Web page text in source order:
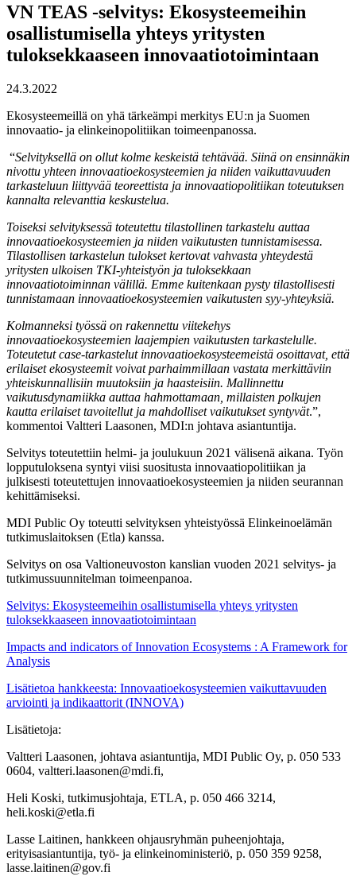
VN TEAS -selvitys: Ekosysteemeihin
osallistumisella yhteys yritysten
tuloksekkaaseen innovaatiotoimintaan
24.3.2022
Ekosysteemeillä on yhä tärkeämpi merkitys EU:n ja Suomen
innovaatio- ja elinkeinopolitiikan toimeenpanossa.
“Selvityksellä on ollut kolme keskeistä tehtävää. Siinä on ensinnäkin
nivottu yhteen innovaatioekosysteemien ja niiden vaikuttavuuden
tarkasteluun liittyvää teoreettista ja innovaatiopolitiikan toteutuksen
kannalta relevanttia keskustelua.
Toiseksi selvityksessä toteutettu tilastollinen tarkastelu auttaa
innovaatioekosysteemien ja niiden vaikutusten tunnistamisessa.
Tilastollisen tarkastelun tulokset kertovat vahvasta yhteydestä
yritysten ulkoisen TKI-yhteistyön ja tuloksekkaan
innovaatiotoiminnan välillä. Emme kuitenkaan pysty tilastollisesti
tunnistamaan innovaatioekosysteemien vaikutusten syy-yhteyksiä.
Kolmanneksi työssä on rakennettu viitekehys
innovaatioekosysteemien laajempien vaikutusten tarkastelulle.
Toteutetut case-tarkastelut innovaatioekosysteemeistä osoittavat, että
erilaiset ekosysteemit voivat parhaimmillaan vastata merkittäviin
yhteiskunnallisiin muutoksiin ja haasteisiin. Mallinnettu
vaikutusdynamiikka auttaa hahmottamaan, millaisten polkujen
kautta erilaiset tavoitellut ja mahdolliset vaikutukset syntyvät.”,
kommentoi Valtteri Laasonen, MDI:n johtava asiantuntija.
Selvitys toteutettiin helmi- ja joulukuun 2021 välisenä aikana. Työn
lopputuloksena syntyi viisi suositusta innovaatiopolitiikan ja
julkisesti toteutettujen innovaatioekosysteemien ja niiden seurannan
kehittämiseksi.
MDI Public Oy toteutti selvityksen yhteistyössä Elinkeinoelämän
tutkimuslaitoksen (Etla) kanssa.
Selvitys on osa Valtioneuvoston kanslian vuoden 2021 selvitys- ja
tutkimussuunnitelman toimeenpanoa.
Selvitys: Ekosysteemeihin osallistumisella yhteys yritysten
tuloksekkaaseen innovaatiotoimintaan
Impacts and indicators of Innovation Ecosystems : A Framework for
Analysis
Lisätietoa hankkeesta: Innovaatioekosysteemien vaikuttavuuden
arviointi ja indikaattorit (INNOVA)
Lisätietoja:
Valtteri Laasonen, johtava asiantuntija, MDI Public Oy, p. 050 533
0604, valtteri.laasonen@mdi.fi,
Heli Koski, tutkimusjohtaja, ETLA, p. 050 466 3214,
heli.koski@etla.fi
Lasse Laitinen, hankkeen ohjausryhmän puheenjohtaja,
erityisasiantuntija, työ- ja elinkeinoministeriö, p. 050 359 9258,
lasse.laitinen@gov.fi